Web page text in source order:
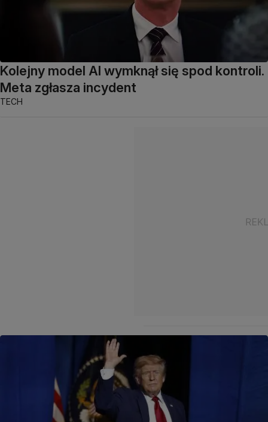
Kolejny model AI wymknął się spod kontroli.
Meta zgłasza incydent
TECH